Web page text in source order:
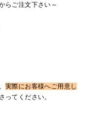
らご注文下さい～
実際にお客様へご用意し
ってください。